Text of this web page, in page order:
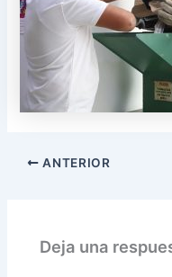
ANTERIOR
Deja una